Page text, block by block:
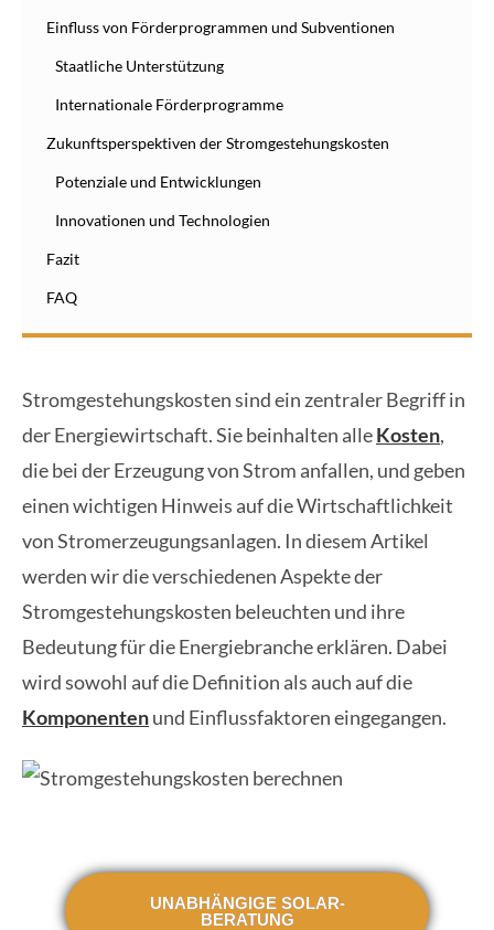
Einfluss von Förderprogrammen und Subventionen
Staatliche Unterstützung
Internationale Förderprogramme
Zukunftsperspektiven der Stromgestehungskosten
Potenziale und Entwicklungen
Innovationen und Technologien
Fazit
FAQ
Stromgestehungskosten sind ein zentraler Begriff in
der Energiewirtschaft. Sie beinhalten alleKosten,
die bei der Erzeugung von Strom anfallen, und geben
einen wichtigen Hinweis auf die Wirtschaftlichkeit
von Stromerzeugungsanlagen. In diesem Artikel
werden wir die verschiedenen Aspekte der
Stromgestehungskosten beleuchten und ihre
Bedeutung für die Energiebranche erklären. Dabei
wird sowohl auf die Definition als auch auf die
Komponentenund Einflussfaktoren eingegangen.
UNABHÄNGIGE SOLAR-
BERATUNG